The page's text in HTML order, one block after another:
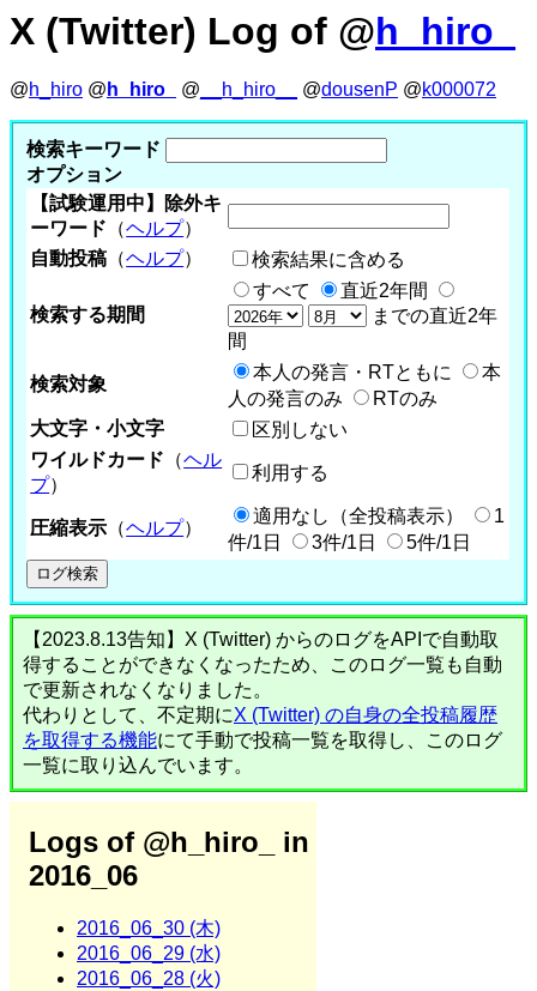
X (Twitter) Log of @h_hiro_
@h_hiro @ h_hiro_ @ __h_hiro__ @dousenP @k000072
検索キーワード
オプション
【試験運用中】除外キ
ーワード （ヘルプ）
自動投稿 （ヘルプ） 検索結果に含める
検索する期間
すべて
直近2年間
までの直近2年
間
検索対象
本人の発言・RTともに
本
人の発言のみ
RTのみ
大文字・小文字
区別しない
ワイルドカード （ヘル
プ）
利用する
圧縮表示 （ヘルプ）
適用なし（全投稿表示）
1
件/1日
3件/1日 5件/1日
【2023.8.13告知】X (Twitter) からのログをAPIで自動取
得することができなくなったため、このログ一覧も自動
で更新されなくなりました。
代わりとして、不定期にX (Twitter) の自身の全投稿履歴
を取得する機能にて手動で投稿一覧を取得し、このログ
一覧に取り込んでいます。
Logs of @h_hiro_ in
2016_06
2016_06_30 (木)
2016_06_29 (水)
2016_06_28 (火)